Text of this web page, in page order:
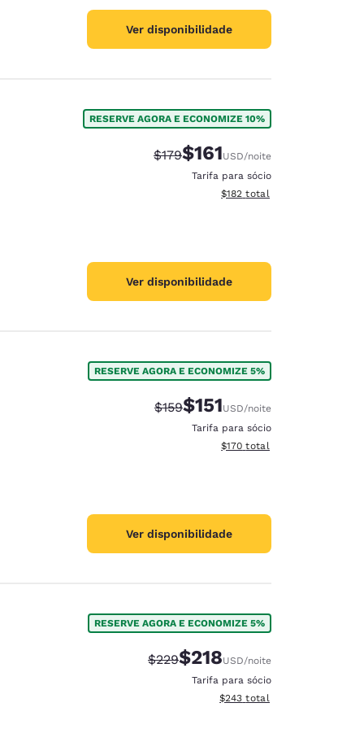
Ver disponibilidade
RESERVE AGORA E ECONOMIZE 10%
Tarifa anterior “tachada”:
$179Tarifa com desconto:
$161USD/noite
Tarifa para sócio
Exibir detalhes do total
$182 total
Ver disponibilidade
RESERVE AGORA E ECONOMIZE 5%
Tarifa anterior “tachada”:
$159Tarifa com desconto:
$151USD/noite
Tarifa para sócio
Exibir detalhes do total
$170 total
Ver disponibilidade
RESERVE AGORA E ECONOMIZE 5%
Tarifa anterior “tachada”:
$229Tarifa com desconto:
$218USD/noite
Tarifa para sócio
Exibir detalhes do total
$243 total